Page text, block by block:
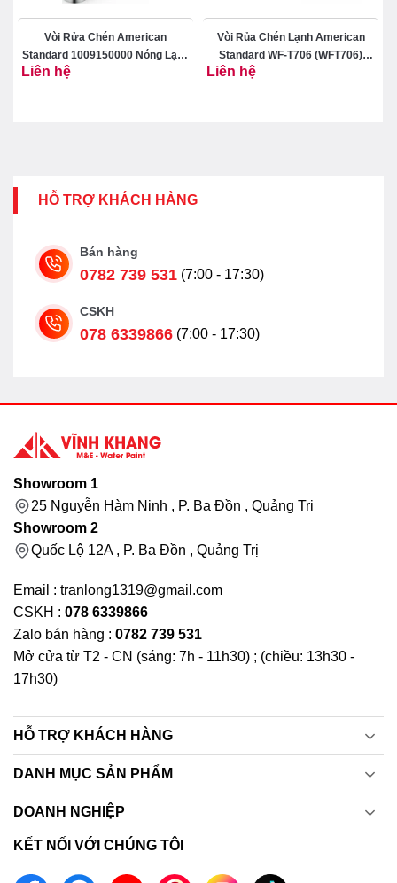
Vòi Rửa Chén American
Standard 1009150000 Nóng Lạnh
Rút Dây Cynet
Liên hệ
Vòi Rủa Chén Lạnh American
Standard WF-T706 (WFT706)
Liên hệ
HỖ TRỢ KHÁCH HÀNG
Bán hàng
0782 739 531 (7:00 - 17:30)
CSKH
078 6339866 (7:00 - 17:30)
Showroom 1
25 Nguyễn Hàm Ninh , P. Ba Đồn , Quảng Trị
Showroom 2
Quốc Lộ 12A , P. Ba Đồn , Quảng Trị
Email : tranlong1319@gmail.com
CSKH : 078 6339866
Zalo bán hàng : 0782 739 531
Mở cửa từ T2 - CN (sáng: 7h - 11h30) ; (chiều: 13h30 -
17h30)
HỖ TRỢ KHÁCH HÀNG
DANH MỤC SẢN PHẨM
DOANH NGHIỆP
KẾT NỐI VỚI CHÚNG TÔI